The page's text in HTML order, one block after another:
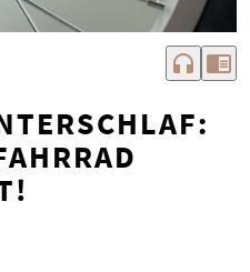
headphones chrome_reader_mode